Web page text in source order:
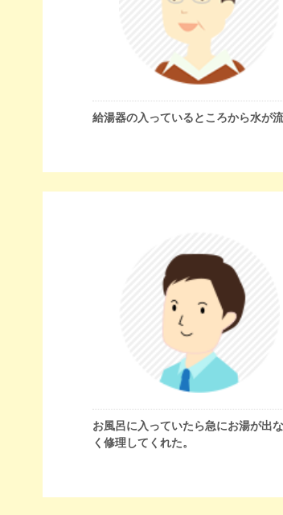
給湯器の入っているところから水が
お風呂に入っていたら急にお湯が出
く修理してくれた。